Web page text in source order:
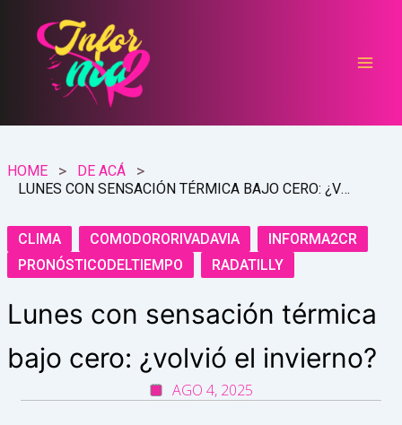
contenido
HOME
DE ACÁ
LUNES CON SENSACIÓN TÉRMICA BAJO CERO: ¿VOLVIÓ EL INVIERNO?
CLIMA COMODORORIVADAVIA
INFORMA2CR
PRONÓSTICODELTIEMPO
RADATILLY
Lunes con sensación térmica
bajo cero: ¿volvió el invierno?
AGO 4, 2025